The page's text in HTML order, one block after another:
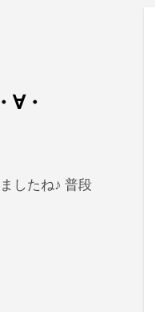
・ゞ
したね♪ 普段